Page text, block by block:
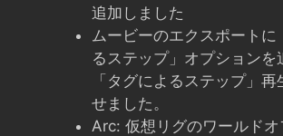
追加しました
ムービーのエクスポートに
るステップ」オプションを
「タグによるステップ」再
せました。
Arc: 仮想リグのワールド